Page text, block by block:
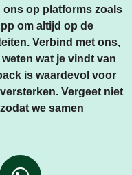
ons op platforms zoals
om altijd op de
Verbind met ons,
wat je vindt van
is waardevol voor
Vergeet niet
we samen